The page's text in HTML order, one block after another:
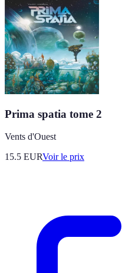
Prima spatia tome 2
Vents d'Ouest
15.5 EURVoir le prix